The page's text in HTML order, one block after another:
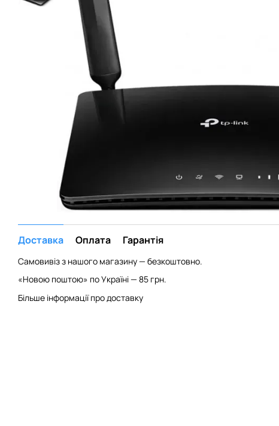
Доставка Оплата Гарантія
Самовивіз з нашого магазину — безкоштовно.
«Новою поштою» по Україні — 85 грн.
Більше інформації про доставку